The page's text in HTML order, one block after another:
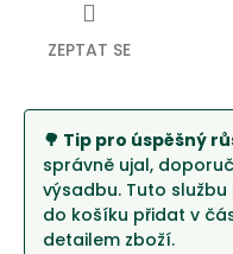
🌳 Tip pro úspěšný
správně ujal,
výsadbu. Tuto
do košíku přidat v
detailem zboží.
ZEPTAT SE